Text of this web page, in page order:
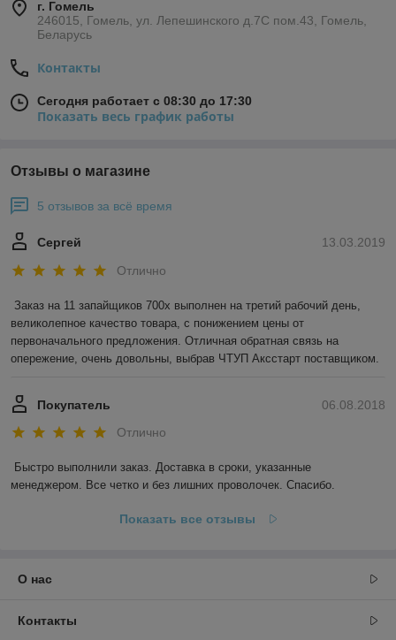
г. Гомель
246015, Гомель, ул. Лепешинского д.7С пом.43, Гомель,
Беларусь
Контакты
Сегодня работает с 08:30 до 17:30
Показать весь график работы
Отзывы о магазине
5 отзывов за всё время
13.03.2019
Сергей
Отлично
Заказ на 11 запайщиков 700х выполнен на третий рабочий день,
великолепное качество товара, с понижением цены от
первоначального предложения. Отличная обратная связь на
опережение, очень довольны, выбрав ЧТУП Аксстарт поставщиком.
06.08.2018
Покупатель
Отлично
Быстро выполнили заказ. Доставка в сроки, указанные
менеджером. Все четко и без лишних проволочек. Спасибо.
Показать все отзывы
О нас
Контакты